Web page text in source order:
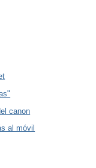
canon
al móvil